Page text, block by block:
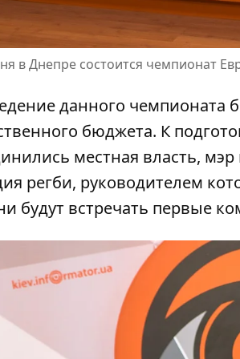
в Днепре состоится чемпионат
данного чемпионата
бюджета. К
местная власть,
регби, руководителем
будут встречать первые